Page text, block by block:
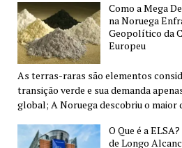
Como a Mega
na Noruega
Geopolítico da
Europeu
As terras-raras são elementos
transição verde e sua demanda
global; A Noruega descobriu o maior
O Que é a
de Longo